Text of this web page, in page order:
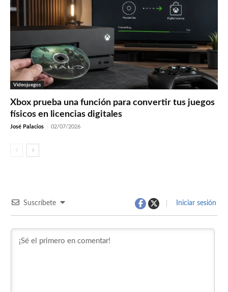
Videojuegos
Xbox prueba una función para convertir tus juegos
físicos en licencias digitales
José Palacios - 02/07/2026
Suscríbete Iniciar sesión